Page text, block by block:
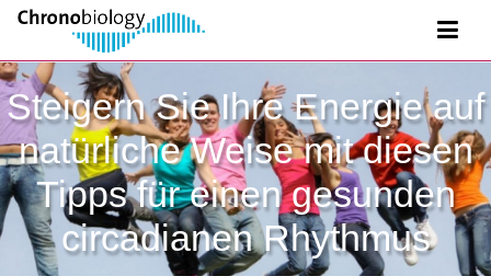
Steigern Sie Ihre Energie auf
natürliche Weise mit diesen
Tipps für einen gesunden
circadianen Rhythmus